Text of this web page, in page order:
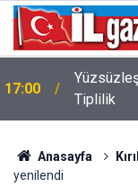
16:44
MHP
İsmail
Anasayfa
yenilendi